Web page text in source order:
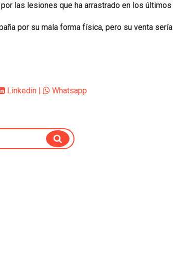
las lesiones que ha arrastrado en los
por su mala forma física, pero su venta
Linkedin | Whatsapp